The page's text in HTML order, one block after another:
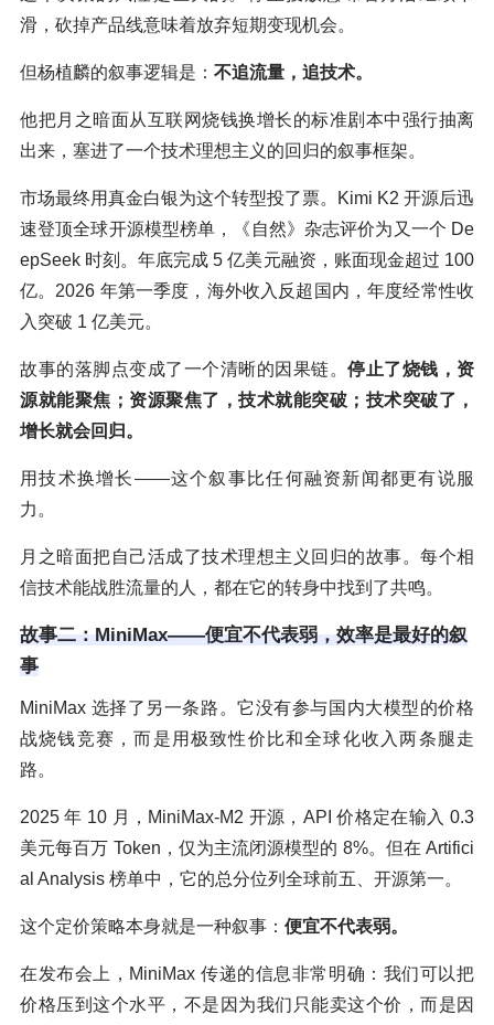
滑，砍掉产品线意味着放弃短期变现机会。
但杨植麟的叙事逻辑是： 不追流量，追技术。
他把月之暗面从互联网烧钱换增长的标准剧本中强行抽离
出来，塞进了一个技术理想主义的回归的叙事框架。
市场最终用真金白银为这个转型投了票。Kimi K2 开源后迅
速登顶全球开源模型榜单，《自然》杂志评价为又一个 De
epSeek 时刻。年底完成 5 亿美元融资，账面现金超过 100
亿。2026 年第一季度，海外收入反超国内，年度经常性收
入突破 1 亿美元。
故事的落脚点变成了一个清晰的因果链。 停止了烧钱，资
源就能聚焦；资源聚焦了，技术就能突破；技术突破了，
增长就会回归。
用技术换增长——这个叙事比任何融资新闻都更有说服
力。
月之暗面把自己活成了技术理想主义回归的故事。每个相
信技术能战胜流量的人，都在它的转身中找到了共鸣。
故事二：MiniMax——便宜不代表弱，效率是最好的叙
事
MiniMax 选择了另一条路。它没有参与国内大模型的价格
战烧钱竞赛，而是用极致性价比和全球化收入两条腿走
路。
2025 年 10 月，MiniMax-M2 开源，API 价格定在输入 0.3
美元每百万 Token，仅为主流闭源模型的 8%。但在 Artifici
al Analysis 榜单中，它的总分位列全球前五、开源第一。
这个定价策略本身就是一种叙事： 便宜不代表弱。
在发布会上，MiniMax 传递的信息非常明确：我们可以把
价格压到这个水平，不是因为我们只能卖这个价，而是因